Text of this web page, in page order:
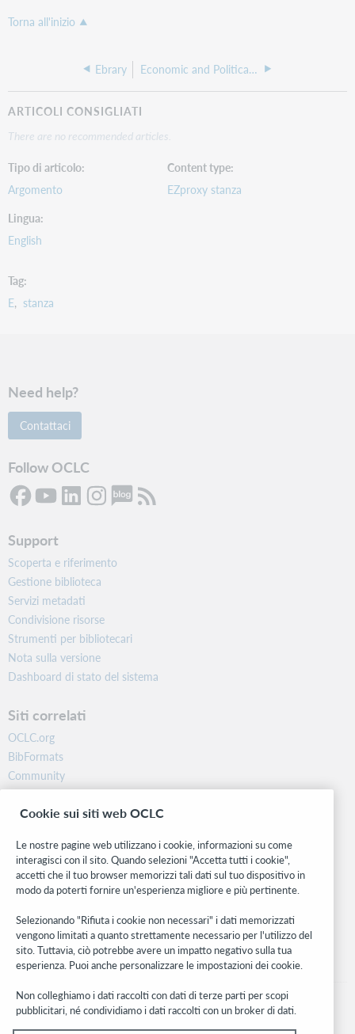
Torna all'inizio
Ebrary Economic and Political Weekly
ARTICOLI CONSIGLIATI
There are no recommended articles.
Tipo di articolo
Argomento
Content type
EZproxy stanza
Lingua
English
Tag
E stanza
Need help?
Contattaci
Follow OCLC
Support
Scoperta e riferimento
Gestione biblioteca
Servizi metadati
Condivisione risorse
Strumenti per bibliotecari
Nota sulla versione
Dashboard di stato del sistema
Siti correlati
OCLC.org
BibFormats
Community
Ricerca
WebJunction
Stay in the know.
Ricevi gli ultimi aggiornamenti di prodotti, ricerche, eventi e molto
altro direttamente nella tua casella di posta.
Subscribe now
Cookie sui siti web OCLC
Le nostre pagine web utilizzano i cookie, informazioni su come
interagisci con il sito. Quando selezioni "Accetta tutti i cookie",
accetti che il tuo browser memorizzi tali dati sul tuo dispositivo in
modo da poterti fornire un'esperienza migliore e più pertinente.
Selezionando "Rifiuta i cookie non necessari" i dati memorizzati
vengono limitati a quanto strettamente necessario per l'utilizzo del
sito. Tuttavia, ciò potrebbe avere un impatto negativo sulla tua
esperienza. Puoi anche personalizzare le impostazioni dei cookie.
Non colleghiamo i dati raccolti con dati di terze parti per scopi
pubblicitari, né condividiamo i dati raccolti con un broker di dati.